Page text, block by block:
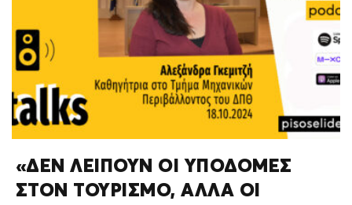
«ΔΕΝ ΛΕΙΠΟΥΝ ΟΙ ΥΠΟΔΟΜΕΣ
ΣΤΟΝ ΤΟΥΡΙΣΜΟ, ΑΛΛΑ ΟΙ